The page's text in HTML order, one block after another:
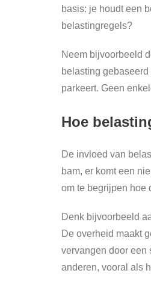
basis: je houdt een
belastingregels?
Neem bijvoorbeeld
belasting
parkeert. Geen
Hoe
De invloed van
bam, er komt een
om te begrijpen hoe
Denk bijvoorbeeld
De overheid maakt
vervangen door een
anderen, vooral als